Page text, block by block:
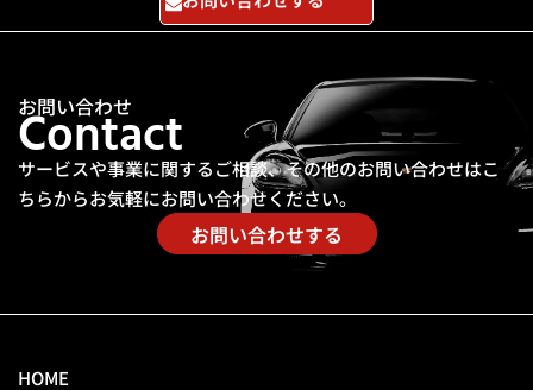
Contact
お問い合わせ
サービスや事業に関するご相談、その他のお問い合わせはこ
ちらからお気軽にお問い合わせください。
お問い合わせする
HOME